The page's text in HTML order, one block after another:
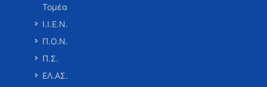
Τομέα
Ι.Ι.Ε.Ν.
Π.Ο.Ν.
Π.Σ.
ΕΛ.ΑΣ.